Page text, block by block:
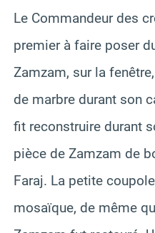
Le Commandeur des
premier à faire poser
Zamzam, sur la
de marbre durant son
fit reconstruire durant
pièce de Zamzam de
Faraj. La petite
mosaïque, de même